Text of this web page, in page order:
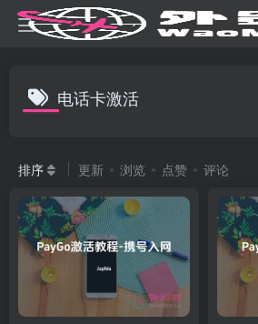
电话卡激活
排序 更新 浏览 点赞 评论